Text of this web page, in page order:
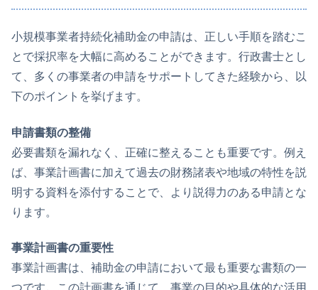
小規模事業者持続化補助金の申請は、正しい手順を踏むこ
とで採択率を大幅に高めることができます。行政書士とし
て、多くの事業者の申請をサポートしてきた経験から、以
下のポイントを挙げます。
申請書類の整備
必要書類を漏れなく、正確に整えることも重要です。例え
ば、事業計画書に加えて過去の財務諸表や地域の特性を説
明する資料を添付することで、より説得力のある申請とな
ります。
事業計画書の重要性
事業計画書は、補助金の申請において最も重要な書類の一
つです。この計画書を通じて、事業の目的や具体的な活用